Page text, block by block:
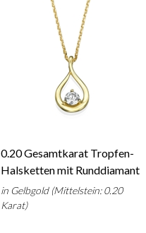
0.20 Gesamtkarat Tropfen-
Halsketten mit Runddiamant
in Gelbgold (Mittelstein: 0.20
Karat)